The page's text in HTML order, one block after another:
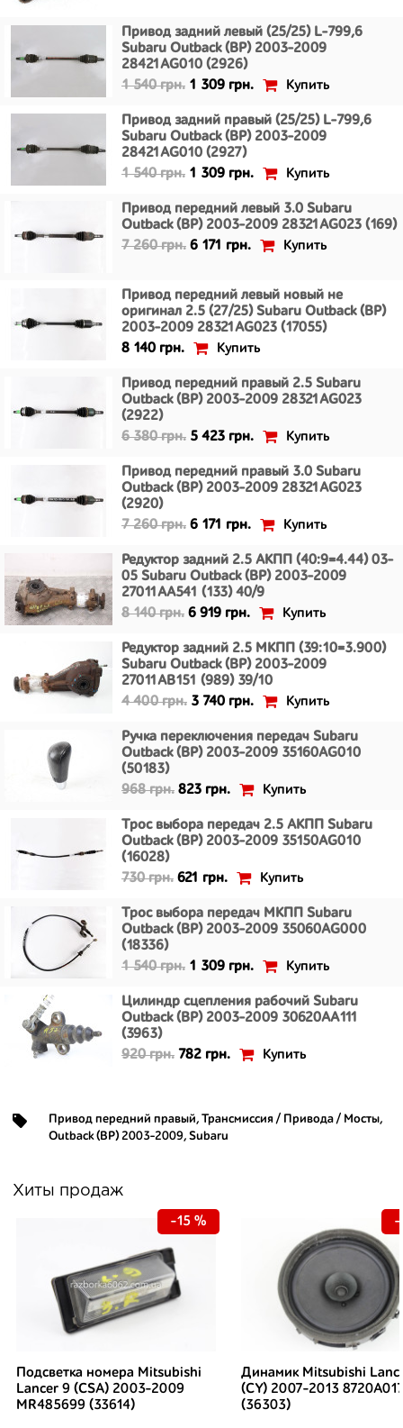
Привод задний левый (25/25) L-799,6
Subaru Outback (BP) 2003-2009
28421AG010 (2926)
1 540 грн. 1 309 грн. Купить
Привод задний правый (25/25) L-799,6
Subaru Outback (BP) 2003-2009
28421AG010 (2927)
1 540 грн. 1 309 грн. Купить
Привод передний левый 3.0 Subaru
Outback (BP) 2003-2009 28321AG023 (169)
7 260 грн. 6 171 грн. Купить
Привод передний левый новый не
оригинал 2.5 (27/25) Subaru Outback (BP)
2003-2009 28321AG023 (17055)
8 140 грн.
Купить
Привод передний правый 2.5 Subaru
Outback (BP) 2003-2009 28321AG023
(2922)
6 380 грн. 5 423 грн. Купить
Привод передний правый 3.0 Subaru
Outback (BP) 2003-2009 28321AG023
(2920)
7 260 грн. 6 171 грн. Купить
Редуктор задний 2.5 АКПП (40:9=4.44) 03-
05 Subaru Outback (BP) 2003-2009
27011AA541 (133) 40/9
8 140 грн. 6 919 грн. Купить
Редуктор задний 2.5 МКПП (39:10=3.900)
Subaru Outback (BP) 2003-2009
27011AB151 (989) 39/10
4 400 грн. 3 740 грн. Купить
Ручка переключения передач Subaru
Outback (BP) 2003-2009 35160AG010
(50183)
968 грн. 823 грн. Купить
Трос выбора передач 2.5 АКПП Subaru
Outback (BP) 2003-2009 35150AG010
(16028)
730 грн. 621 грн. Купить
Трос выбора передач МКПП Subaru
Outback (BP) 2003-2009 35060AG000
(18336)
1 540 грн. 1 309 грн. Купить
Цилиндр сцепления рабочий Subaru
Outback (BP) 2003-2009 30620AA111
(3963)
920 грн. 782 грн. Купить
Привод передний правый, Трансмиссия / Привода / Мосты,
Outback (BP) 2003-2009, Subaru
Хиты продаж
Подсветка номера Mitsubishi
Lancer 9 (CSA) 2003-2009
MR485699 (33614)
-15 %
Динамик Mitsubishi
(CY) 2007-2013
(36303)
-